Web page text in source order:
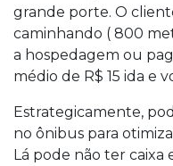
grande porte. O
caminhando ( 800
a hospedagem ou
médio de R$ 15 ida e
Estrategicamente,
no ônibus para
Lá pode não ter